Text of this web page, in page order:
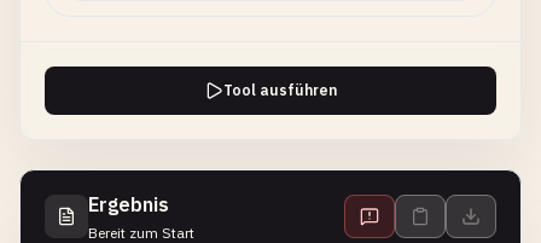
Tool ausführen
Ergebnis
Bereit zum Start